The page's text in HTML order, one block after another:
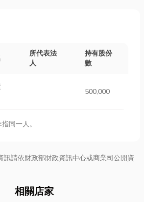
所代表法
人
持有股份
數
500,000
同一人。
訊請依財政部財政資訊中心或商業司公開資
相關店家